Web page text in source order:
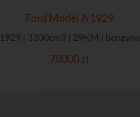
Ford Model A 1929
1929 | 3300cm3 | 29KM | benzyna
78000 zł